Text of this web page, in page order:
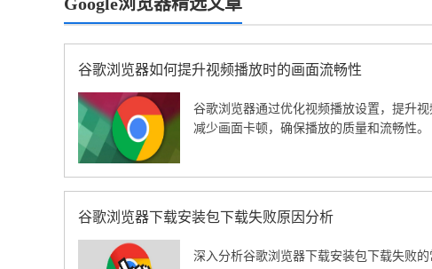
谷歌浏览器如何提升视频播放时的画面流畅性
谷歌浏览器通过优化视频播放设置，提升视
减少画面卡顿，确保播放的质量和流畅性。
谷歌浏览器下载安装包下载失败原因分析
深入分析谷歌浏览器下载安装包下载失败